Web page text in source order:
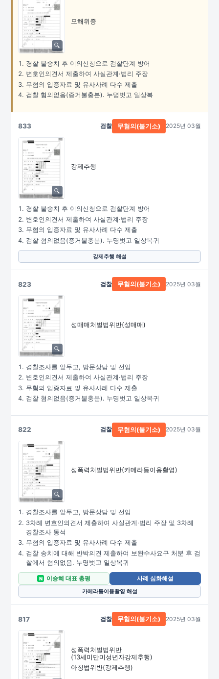
모해위증
경찰 불송치 후 이의신청으로 검찰단계 방어
변호인의견서 제출하여 사실관계·법리 주장
무혐의 입증자료 및 유사사례 다수 제출
검찰 혐의없음(증거불충분). 누명벗고 일상복
833
강제추행
검찰 무혐의(불기소) 2025년 03월
경찰 불송치 후 이의신청으로 검찰단계 방어
변호인의견서 제출하여 사실관계·법리 주장
무혐의 입증자료 및 유사사례 다수 제출
검찰 혐의없음(증거불충분). 누명벗고 일상복귀
강제추행 해설
823
성매매처벌법위반(성매매)
검찰 무혐의(불기소) 2025년 03월
경찰조사를 앞두고, 방문상담 및 선임
변호인의견서 제출하여 사실관계·법리 주장
무혐의 입증자료 및 유사사례 다수 제출
검찰 혐의없음(증거불충분). 누명벗고 일상복귀
822
성폭력처벌법위반(카메라등이용촬영)
검찰 무혐의(불기소) 2025년 03월
경찰조사를 앞두고, 방문상담 및 선임
3차례 변호인의견서 제출하여 사실관계·법리 주장 및 3차례
경찰조사 동석
무혐의 입증자료 및 유사사례 다수 제출
검찰 송치에 대해 반박의견 제출하여 보완수사요구 처분 후 검
찰에서 혐의없음. 누명벗고 일상복귀
N 이승혜 대표 총평
사례 심화해설
카메라등이용촬영 해설
817
성폭력처벌법위반
(13세미만미성년자강제추행)
아청법위반(강제추행)
검찰 무혐의(불기소) 2025년 03월